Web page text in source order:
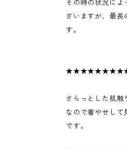
その時の状況によ
ざいますが、最長
す。
さらっとした肌触
なので着やせして
です。